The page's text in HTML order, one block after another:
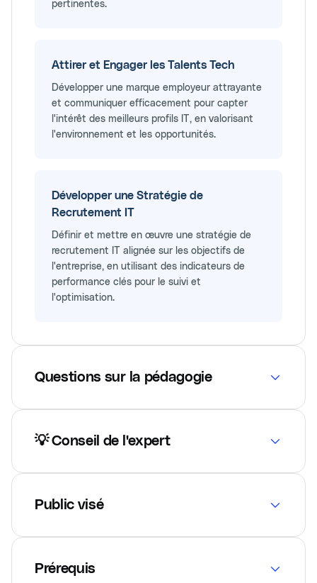
pertinentes.
Attirer et Engager les Talents Tech
Développer une marque employeur attrayante
et communiquer efficacement pour capter
l'intérêt des meilleurs profils IT, en valorisant
l'environnement et les opportunités.
Développer une Stratégie de
Recrutement IT
Définir et mettre en œuvre une stratégie de
recrutement IT alignée sur les objectifs de
l'entreprise, en utilisant des indicateurs de
performance clés pour le suivi et
l'optimisation.
Questions sur la pédagogie
💡 Conseil de l'expert
Public visé
Prérequis